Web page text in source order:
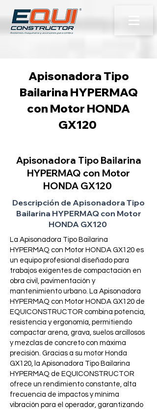
Apisonadora Tipo
Bailarina HYPERMAQ
con Motor HONDA
GX120
Apisonadora Tipo Bailarina
HYPERMAQ con Motor
HONDA GX120
Descripción de Apisonadora Tipo
Bailarina HYPERMAQ con Motor
HONDA GX120
La Apisonadora Tipo Bailarina
HYPERMAQ con Motor HONDA GX120 es
un equipo profesional diseñado para
trabajos exigentes de compactación en
obra civil, pavimentación y
mantenimiento urbano. La Apisonadora
HYPERMAQ con Motor HONDA GX120 de
EQUICONSTRUCTOR combina potencia,
resistencia y ergonomía, permitiendo
compactar arena, grava, suelos arcillosos
y mezclas de concreto con máxima
precisión. Gracias a su motor Honda
GX120, la Apisonadora Tipo Bailarina
HYPERMAQ de EQUICONSTRUCTOR
ofrece un rendimiento constante, alta
frecuencia de impactos y mínima
vibración para el operador, garantizando